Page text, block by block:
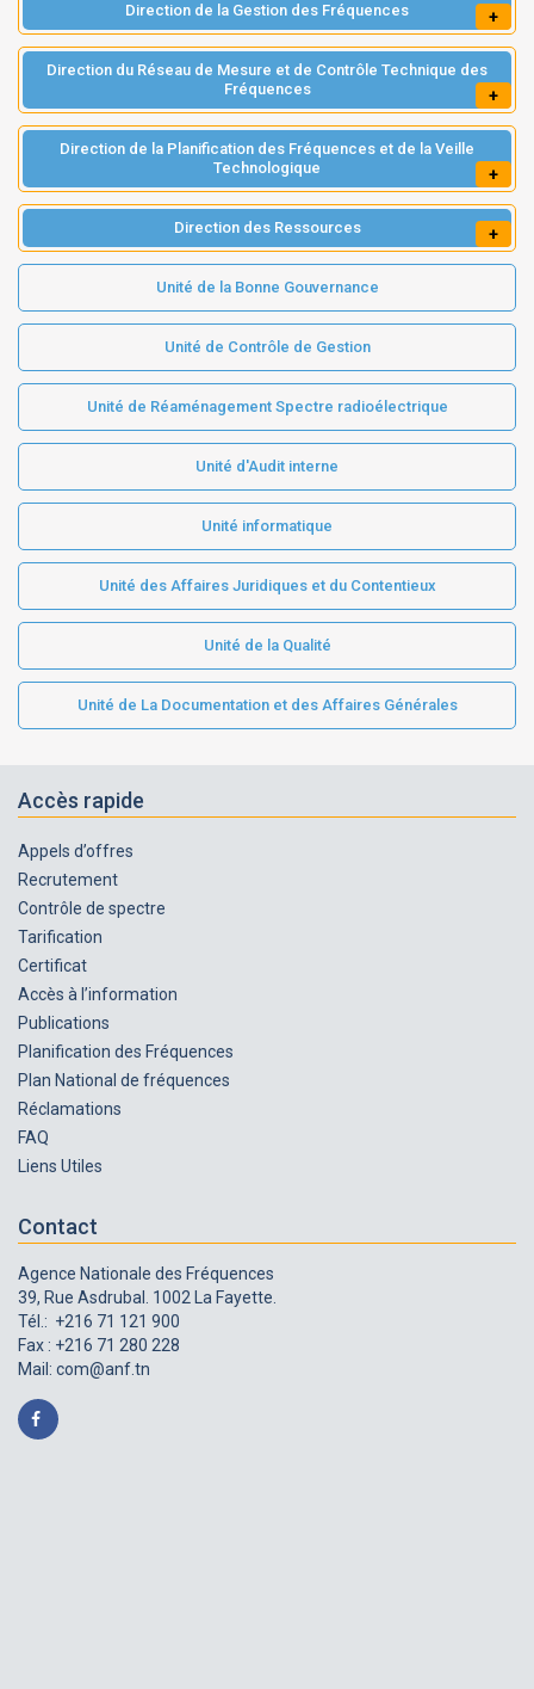
Direction de la Gestion des Fréquences +
Direction du Réseau de Mesure et de Contrôle Technique des
Fréquences
+
Direction de la Planification des Fréquences et de la Veille
Technologique
+
Direction des Ressources +
Unité de la Bonne Gouvernance
Unité de Contrôle de Gestion
Unité de Réaménagement Spectre radioélectrique
Unité d'Audit interne
Unité informatique
Unité des Affaires Juridiques et du Contentieux
Unité de la Qualité
Unité de La Documentation et des Affaires Générales
Accès rapide
Appels d’offres
Recrutement
Contrôle de spectre
Tarification
Certificat
Accès à l’information
Publications
Planification des Fréquences
Plan National de fréquences
Réclamations
FAQ
Liens Utiles
Contact
Agence Nationale des Fréquences
39, Rue Asdrubal. 1002 La Fayette.
Tél.: +216 71 121 900
Fax : +216 71 280 228
Mail: com@anf.tn